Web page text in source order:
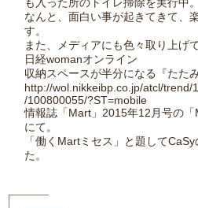
なんと、面白い事が起きてきて、
す。
また、メディアにも色々取り上げ
日経womanオンライン
収納スペースが半分になる『たた
http://wol.nikkeibp.co.jp/atcl/trend/
/100800055/?ST=mobile
情報誌「Mart」2015年12月号の
にて。
「働くMartミセス」と題して
た。